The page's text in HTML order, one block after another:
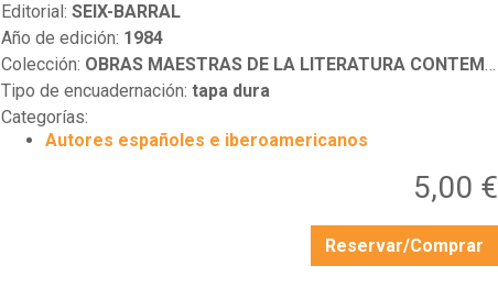
Editorial:SEIX-BARRAL
Año de edición: 1984
Colección: OBRAS MAESTRAS DE LA LITERATURA CONTEMPORÁNEA
Tipo de encuadernación:tapa dura
Categorías:
Autores españoles e iberoamericanos
5,00 €
Reservar/Comprar